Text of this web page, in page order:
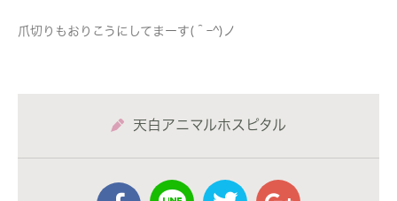
爪切りもおりこうにしてまーす(＾ｰ^)ノ
天白アニマルホスピタル